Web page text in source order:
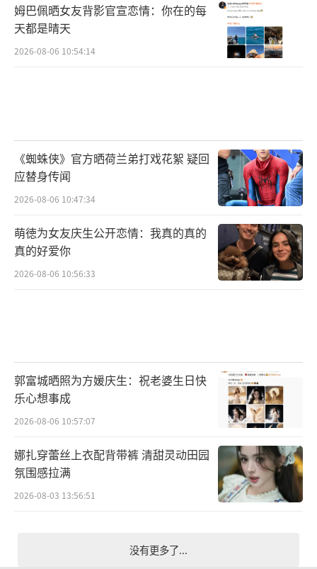
姆巴佩晒女友背影官宣恋情：你在的每
天都是晴天
2026-08-06 10:54:14
《蜘蛛侠》官方晒荷兰弟打戏花絮 疑回
应替身传闻
2026-08-06 10:47:34
萌徳为女友庆生公开恋情：我真的真的
真的好爱你
2026-08-06 10:56:33
郭富城晒照为方媛庆生：祝老婆生日快
乐心想事成
2026-08-06 10:57:07
娜扎穿蕾丝上衣配背带裤 清甜灵动田园
氛围感拉满
2026-08-03 13:56:51
没有更多了...